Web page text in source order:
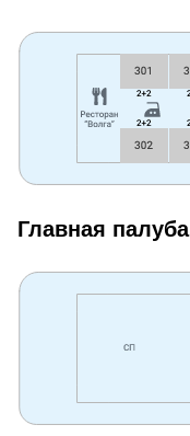
Главная палуба